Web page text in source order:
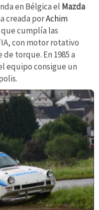
en Bélgica el Mazda
creada porAchim
que cumplía las
con motor rotativo
torque. En 1985 a
equipo consigue un